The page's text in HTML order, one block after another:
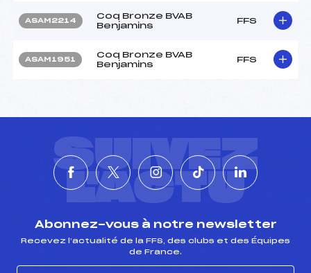
ASAM2214
Coq Bronze BVAB
Benjamins
FFS
ASAM1951
Coq Bronze BVAB
Benjamins
FFS
SUIVEZ
L'ACTU
Abonnez-vous à notre newsletter
Recevez l’actualité de la FFS, des clubs et des Équipes
de France.